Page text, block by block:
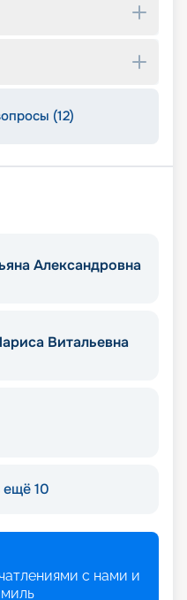
(12)
Александровна
Витальевна
ещё 10
с нами и